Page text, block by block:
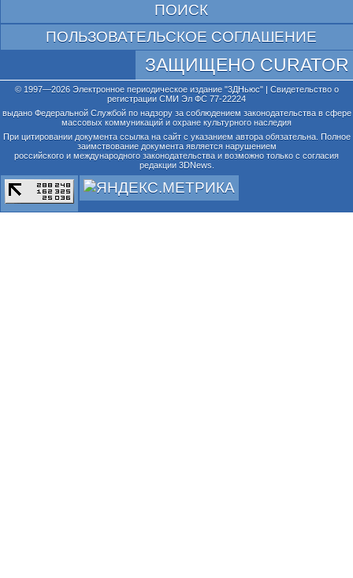
ПОИСК
ПОЛЬЗОВАТЕЛЬСКОЕ СОГЛАШЕНИЕ
ЗАЩИЩЕНО CURATOR
© 1997—2026 Электронное периодическое издание "3ДНьюс" | Свидетельство о
регистрации СМИ Эл ФС 77-22224
выдано Федеральной Службой по надзору за соблюдением законодательства в сфере
массовых коммуникаций и охране культурного наследия
При цитировании документа ссылка на сайт с указанием автора обязательна. Полное
заимствование документа является нарушением
российского и международного законодательства и возможно только с согласия
редакции 3DNews.